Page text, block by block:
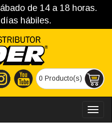
de 14 a 18 horas.
hábiles.
0 Producto(s)